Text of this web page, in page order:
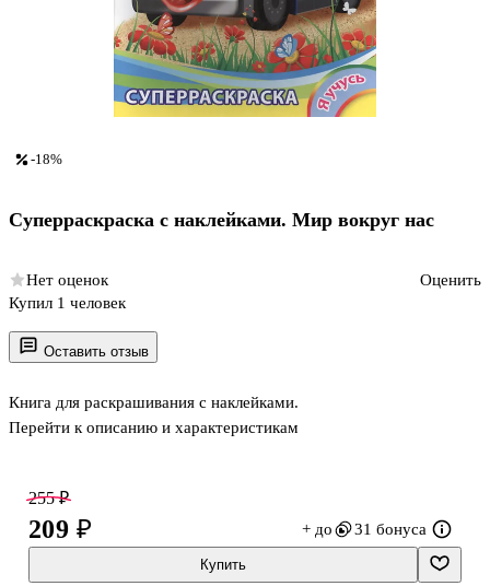
Оставить отзыв
Книга для раскрашивания с наклейками.
Перейти к описанию и характеристикам
-18%
Суперраскраска с наклейками. Мир вокруг нас
Нет оценок
Оценить
Купил 1 человек
255 ₽
209 ₽ + до 31 бонуса
Купить